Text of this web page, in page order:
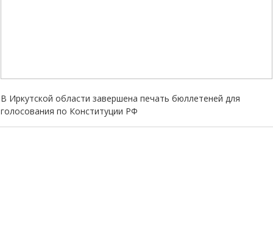
В Иркутской области завершена печать бюллетеней для
голосования по Конституции РФ